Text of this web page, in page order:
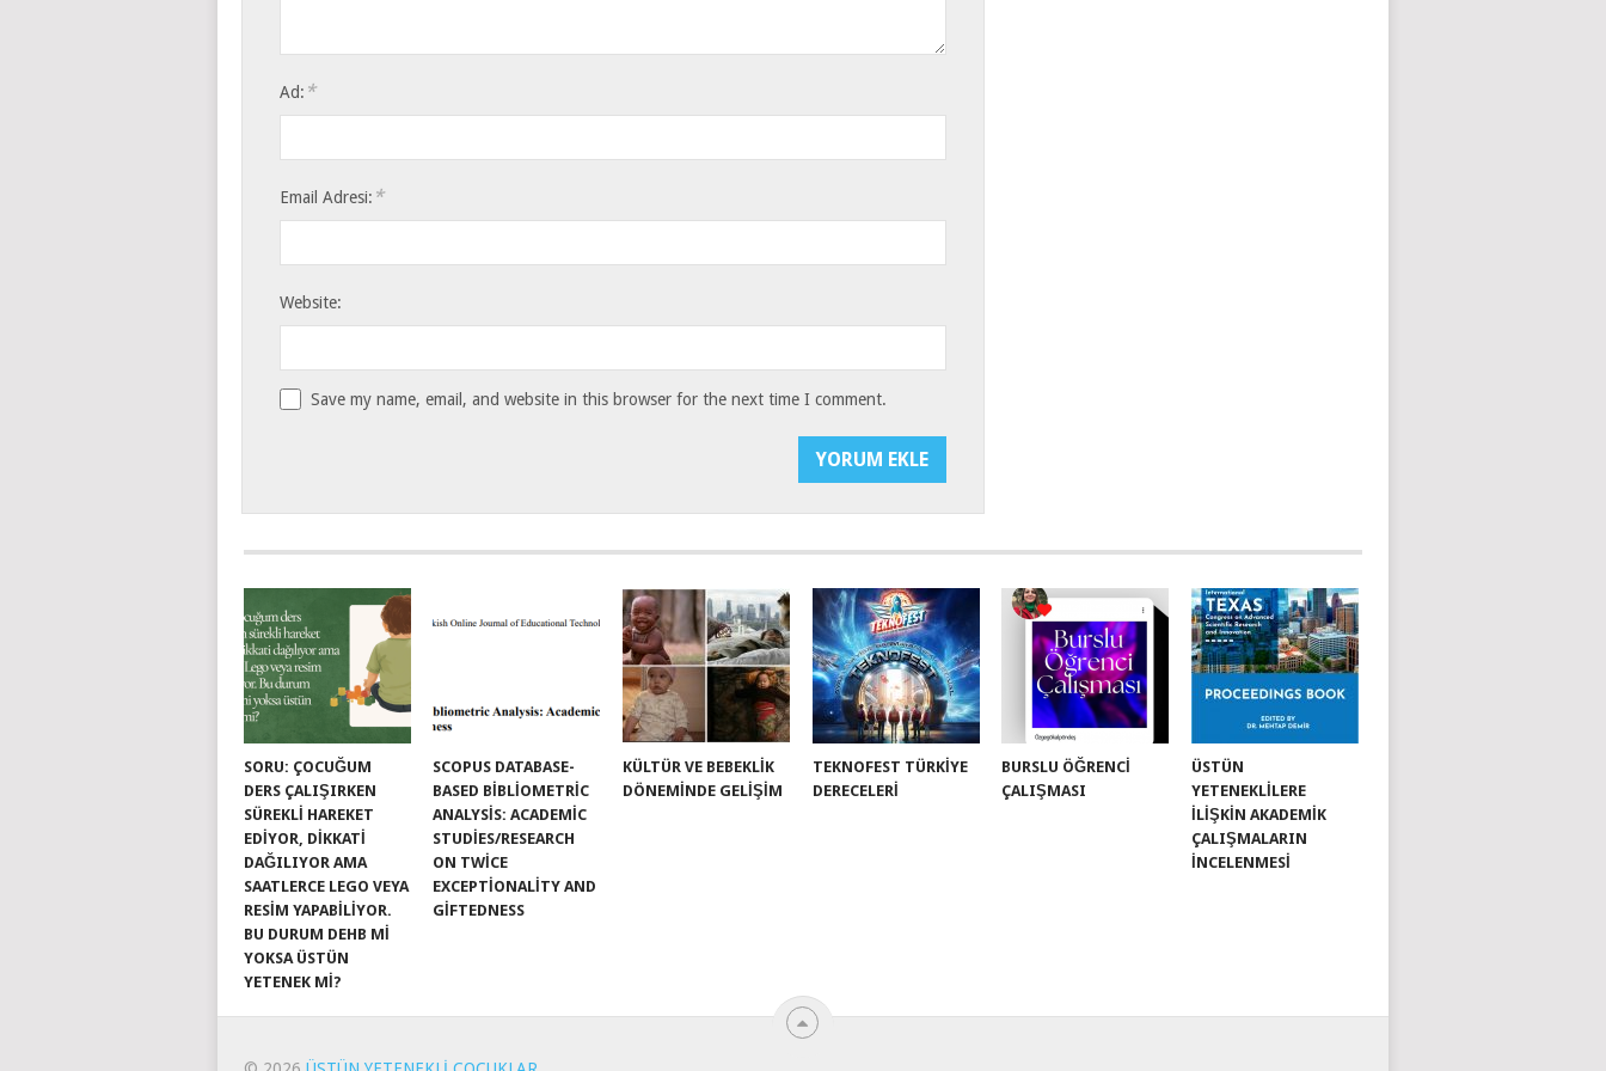
Ad: *
Email Adresi: *
Website:
Save my name, email, and website in this browser for the next time I comment.
SORU: ÇOCUĞUM
DERS ÇALIŞIRKEN
SÜREKLI HAREKET
EDIYOR, DIKKATI
DAĞILIYOR AMA
SAATLERCE LEGO VEYA
RESIM YAPABILIYOR.
BU DURUM DEHB MI
YOKSA ÜSTÜN
YETENEK MI?
SCOPUS DATABASE-
BASED BIBLIOMETRIC
ANALYSIS: ACADEMIC
STUDIES/RESEARCH
ON TWICE
EXCEPTIONALITY AND
GIFTEDNESS
KÜLTÜR VE BEBEKLIK
DÖNEMINDE GELIŞIM
TEKNOFEST TÜRKİYE
DERECELERİ
BURSLU ÖĞRENCI
ÇALIŞMASI
ÜSTÜN
YETENEKLILERE
İLIŞKIN AKADEMIK
ÇALIŞMALARIN
İNCELENMESI